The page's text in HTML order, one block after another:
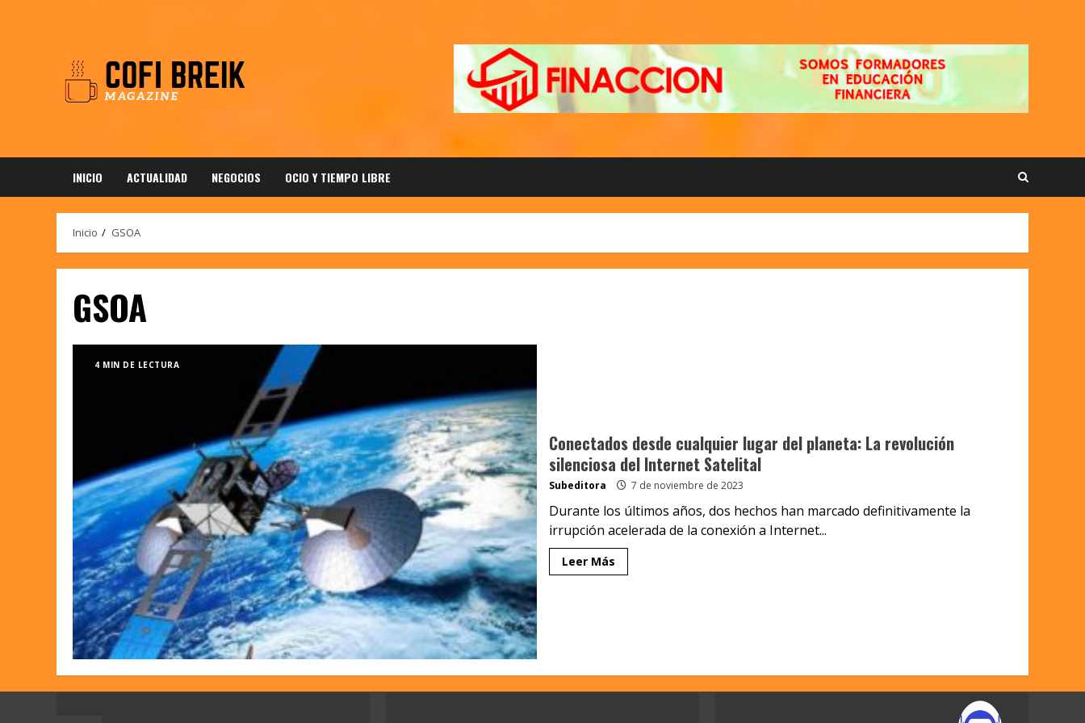
INICIO ACTUALIDAD NEGOCIOS OCIO Y TIEMPO LIBRE
Inicio GSOA
GSOA
4 MIN DE LECTURA
Conectados desde cualquier lugar del planeta: La revolución
silenciosa del Internet Satelital
Subeditora 7 de noviembre de 2023
Durante los últimos años, dos hechos han marcado definitivamente la
irrupción acelerada de la conexión a Internet...
Leer Más